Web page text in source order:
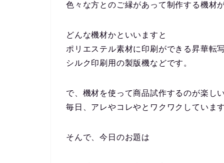
色々な方とのご縁があって制作する機材
どんな機材かといいますと
ポリエステル素材に印刷ができる昇華転
シルク印刷用の製版機などです。
で、機材を使って商品試作するのが楽しい
毎日、アレやコレやとワクワクしています
そんで、今日のお題は